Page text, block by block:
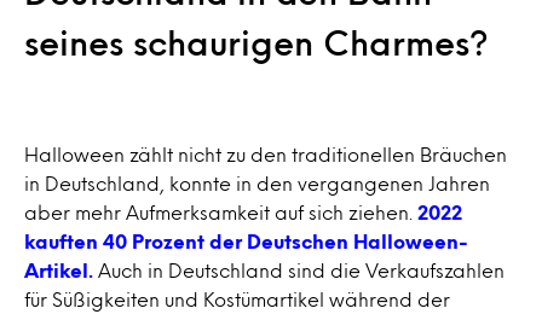
seines schaurigen Charmes?
Halloween zählt nicht zu den traditionellen Bräuchen
in Deutschland, konnte in den vergangenen Jahren
aber mehr Aufmerksamkeit auf sich ziehen. 2022
kauften 40 Prozent der Deutschen Halloween-
Artikel.
Auch in Deutschland sind die Verkaufszahlen
für Süßigkeiten und Kostümartikel während der